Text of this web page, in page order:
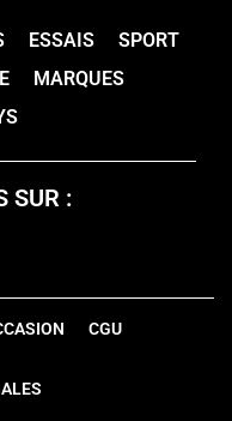
ESSAIS
SPORT
MARQUES
SUR :
CGU